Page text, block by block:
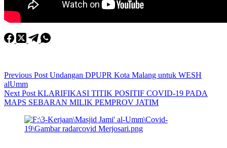
Previous Post Undangan DPUPR Kota Malang untuk WESH
alUmm
Next Post KLARIFIKASI TITIK POSITIF COVID-19 PADA
MAPS SEBARAN MILIK PEMPROV JATIM